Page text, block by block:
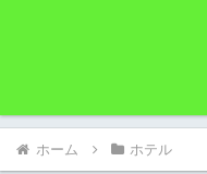
ホーム ホテル